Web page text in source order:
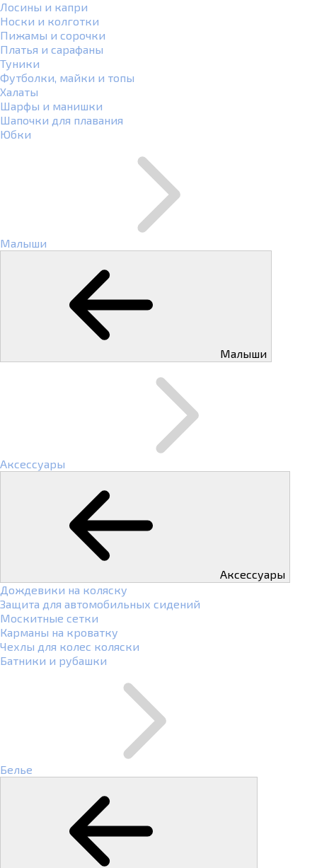
Лосины и капри
Носки и колготки
Пижамы и сорочки
Платья и сарафаны
Туники
Футболки, майки и топы
Халаты
Шарфы и манишки
Шапочки для плавания
Юбки
Малыши
Малыши
Аксессуары
Аксессуары
Дождевики на коляску
Защита для автомобильных сидений
Москитные сетки
Карманы на кроватку
Чехлы для колес коляски
Батники и рубашки
Белье